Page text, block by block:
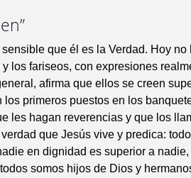
que él es la Verdad. Hoy no
los fariseos, con expresiones
afirma que ellos se creen
los primeros puestos en los
les hagan reverencias y que los
que Jesús vive y predica:
en dignidad es superior a
somos hijos de Dios y